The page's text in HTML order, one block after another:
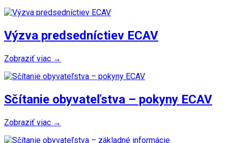
Výzva predsedníctiev ECAV
Zobraziť viac →
Sčítanie obyvateľstva – pokyny ECAV
Zobraziť viac →